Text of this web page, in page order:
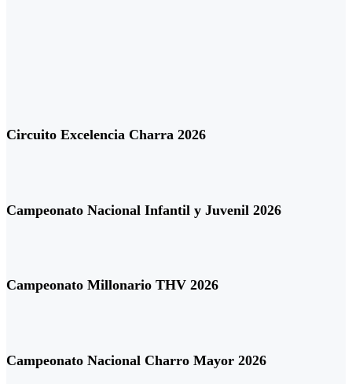
Circuito Excelencia Charra 2026
Campeonato Nacional Infantil y Juvenil 2026
Campeonato Millonario THV 2026
Campeonato Nacional Charro Mayor 2026